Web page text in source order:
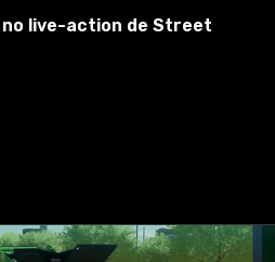
janela que mostra todos os
anteriores do jogo), mas
procurando o
no live-action de Street